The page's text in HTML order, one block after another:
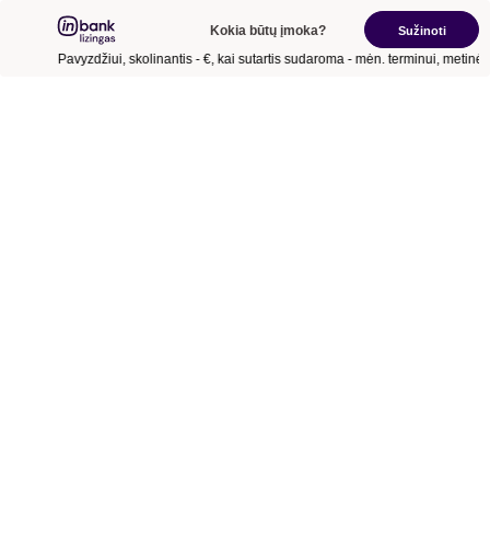
Sužinoti
Kokia būtų įmoka?
Pavyzdžiui, skolinantis- €, kai sutartis sudaroma- mėn.terminui, metinė